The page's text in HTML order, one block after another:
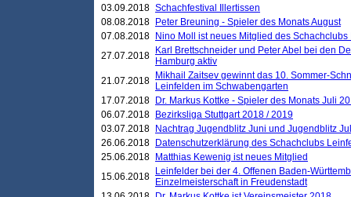
03.09.2018 Schachfestival Illertissen
08.08.2018
Peter Breuning - Spieler des Monats August
07.08.2018
Nino Moll ist neues Mitglied des
27.07.2018
Karl Brettschneider und Peter Abel bei den
Hamburg aktiv
21.07.2018
Mikhail Zaitsev gewinnt das 10. Sommer-
Leinfelden im Schwabengarten
17.07.2018
Dr. Markus Kottke - Spieler des Monats Juli
06.07.2018
Bezirksliga Stuttgart 2018 / 2019
03.07.2018
Nachtrag Jugendblitz Juni und Jugendblitz
26.06.2018
Datenschutzerklärung des Schachclubs
25.06.2018
Matthias Kewenig ist neues Mitglied
15.06.2018
Leinfelder bei der 4. Offenen Baden-
Einzelmeisterschaft in Freudenstadt